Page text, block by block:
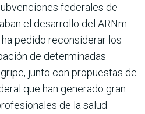
federales de
el desarrollo del ARNm.
pedido reconsiderar los
de determinadas
junto con propuestas de
que han generado gran
de la salud